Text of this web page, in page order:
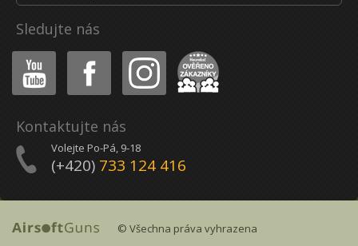
Sledujte nás
Youtube Facebook Instagram Heureka
Kontaktujte nás
Volejte Po-Pá, 9-18
(+420) 733 124 416
© Všechna práva vyhrazena